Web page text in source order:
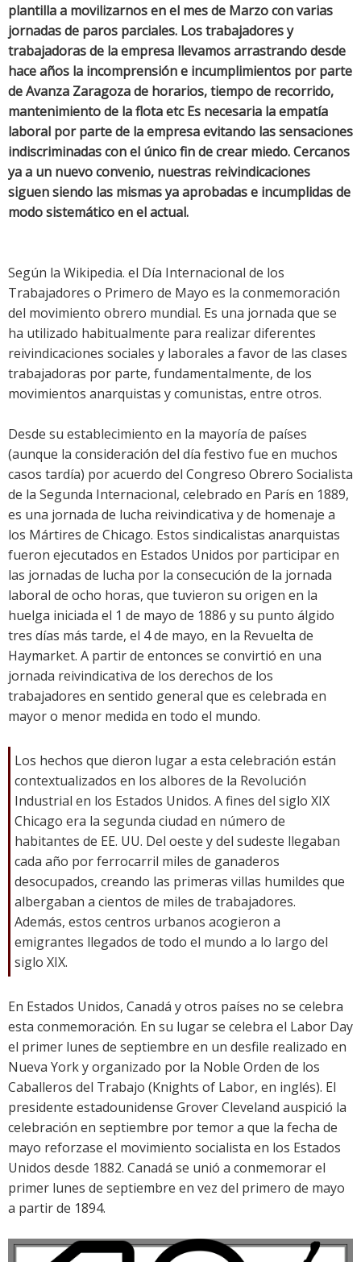
plantilla a movilizarnos en el mes de Marzo con varias
jornadas de paros parciales. Los trabajadores y
trabajadoras de la empresa llevamos arrastrando desde
hace años la incomprensión e incumplimientos por parte
de Avanza Zaragoza de horarios, tiempo de recorrido,
mantenimiento de la flota etc Es necesaria la empatía
laboral por parte de la empresa evitando las sensaciones
indiscriminadas con el único fin de crear miedo. Cercanos
ya a un nuevo convenio, nuestras reivindicaciones
siguen siendo las mismas ya aprobadas e incumplidas de
modo sistemático en el actual.
Según la Wikipedia. el Día Internacional de los
Trabajadores o Primero de Mayo es la conmemoración
del movimiento obrero mundial. Es una jornada que se
ha utilizado habitualmente para realizar diferentes
reivindicaciones sociales y laborales a favor de las clases
trabajadoras por parte, fundamentalmente, de los
movimientos anarquistas y comunistas, entre otros.
Desde su establecimiento en la mayoría de países
(aunque la consideración del día festivo fue en muchos
casos tardía) por acuerdo del Congreso Obrero Socialista
de la Segunda Internacional, celebrado en París en 1889,
es una jornada de lucha reivindicativa y de homenaje a
los Mártires de Chicago. Estos sindicalistas anarquistas
fueron ejecutados en Estados Unidos por participar en
las jornadas de lucha por la consecución de la jornada
laboral de ocho horas, que tuvieron su origen en la
huelga iniciada el 1 de mayo de 1886 y su punto álgido
tres días más tarde, el 4 de mayo, en la Revuelta de
Haymarket. A partir de entonces se convirtió en una
jornada reivindicativa de los derechos de los
trabajadores en sentido general que es celebrada en
mayor o menor medida en todo el mundo.
Los hechos que dieron lugar a esta celebración están
contextualizados en los albores de la Revolución
Industrial en los Estados Unidos. A fines del siglo XIX
Chicago era la segunda ciudad en número de
habitantes de EE. UU. Del oeste y del sudeste llegaban
cada año por ferrocarril miles de ganaderos
desocupados, creando las primeras villas humildes que
albergaban a cientos de miles de trabajadores.
Además, estos centros urbanos acogieron a
emigrantes llegados de todo el mundo a lo largo del
siglo XIX.
En Estados Unidos, Canadá y otros países no se celebra
esta conmemoración. En su lugar se celebra el Labor Day
el primer lunes de septiembre en un desfile realizado en
Nueva York y organizado por la Noble Orden de los
Caballeros del Trabajo (Knights of Labor, en inglés). El
presidente estadounidense Grover Cleveland auspició la
celebración en septiembre por temor a que la fecha de
mayo reforzase el movimiento socialista en los Estados
Unidos desde 1882. Canadá se unió a conmemorar el
primer lunes de septiembre en vez del primero de mayo
a partir de 1894.